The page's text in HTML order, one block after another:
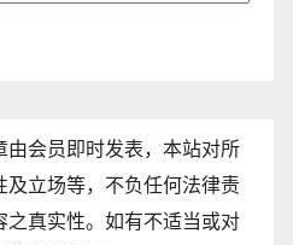
由会员即时发表，本站对所
及立场等，不负任何法律责
之真实性。如有不适当或对